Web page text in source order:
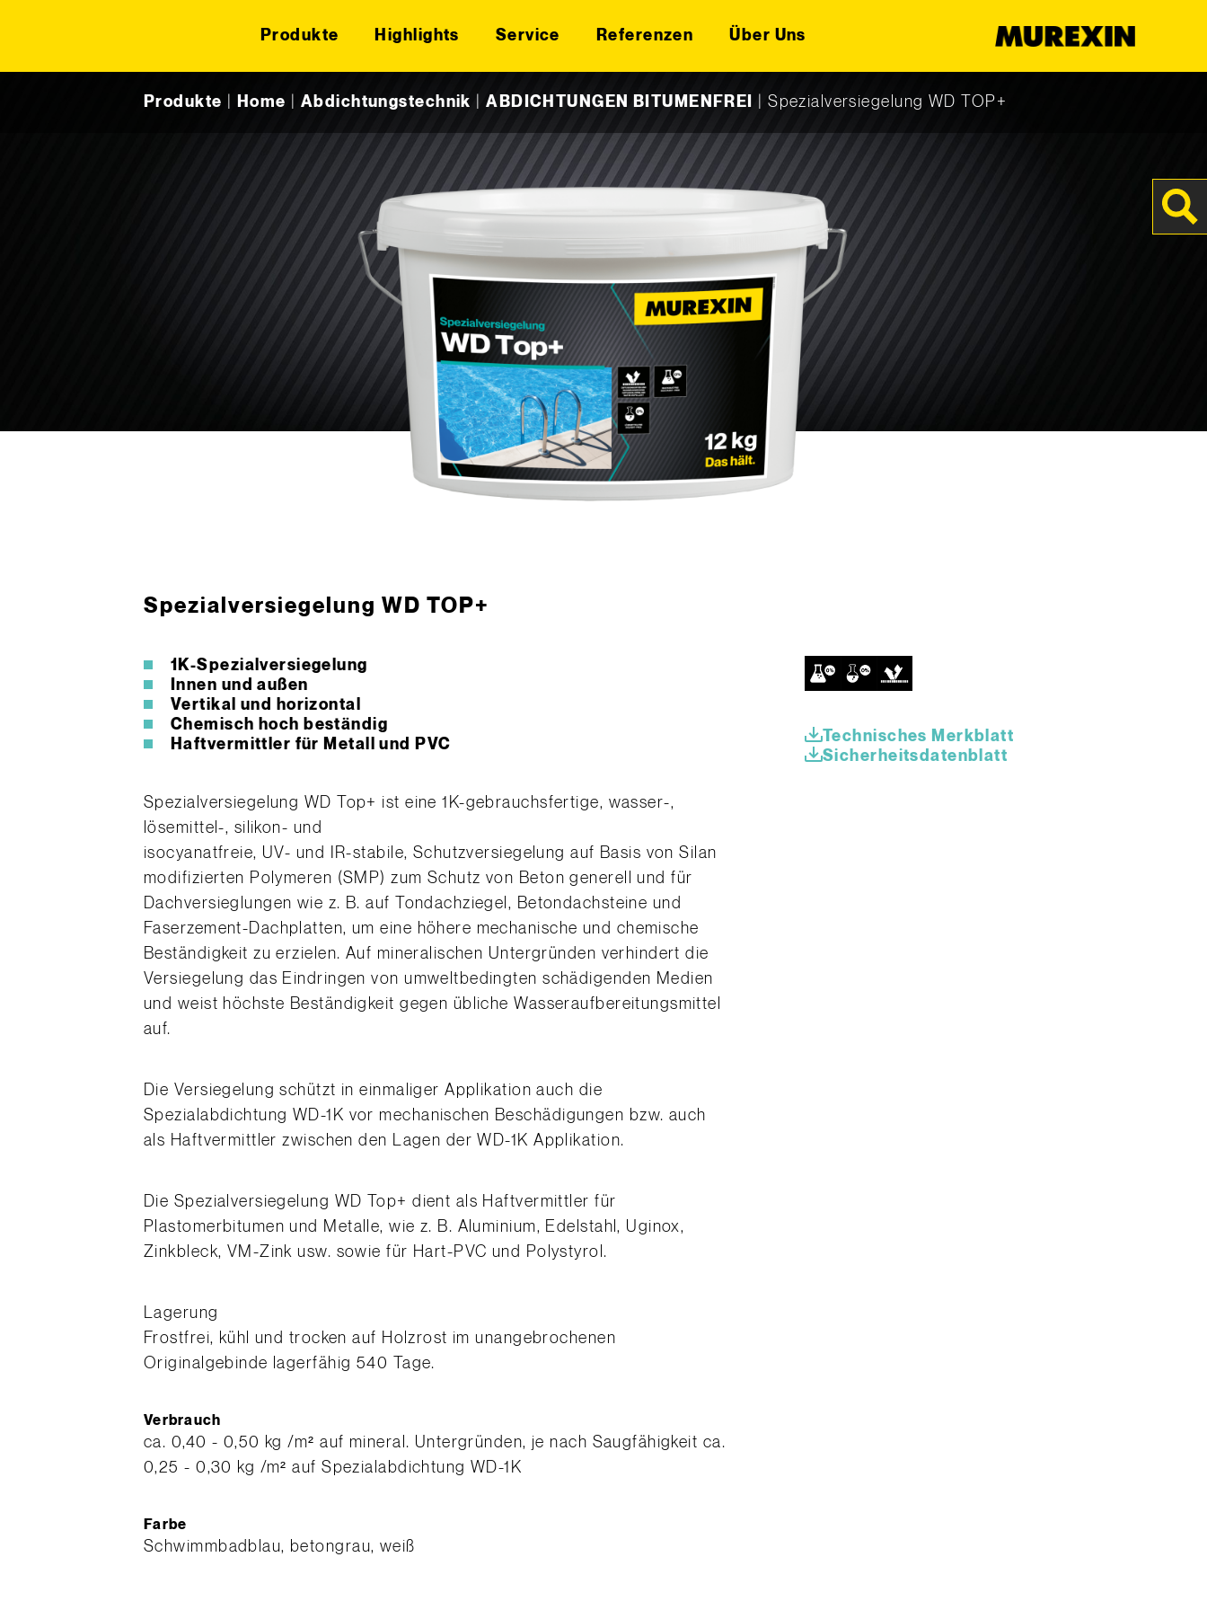
Produkte Highlights Service Referenzen Über Uns
Produkte Home Abdichtungstechnik |ABDICHTUNGEN BITUMENFREI |Spezialversiegelung WD TOP+
Spezial­versiegelung WD TOP+
1K-Spezialversiegelung
Innen und außen
Vertikal und horizontal
Chemisch hoch beständig
Haftvermittler für Metall und PVC
Spezialversiegelung WD Top+ ist eine 1K-gebrauchsfertige, wasser-,
lösemittel-, silikon- und
isocyanatfreie, UV- und IR-stabile, Schutzversiegelung auf Basis von Silan
modifizierten Polymeren (SMP) zum Schutz von Beton generell und für
Dachversieglungen wie z. B. auf Tondachziegel, Betondachsteine und
Faserzement-Dachplatten, um eine höhere mechanische und chemische
Beständigkeit zu erzielen. Auf mineralischen Untergründen verhindert die
Versiegelung das Eindringen von umweltbedingten schädigenden Medien
und weist höchste Beständigkeit gegen übliche Wasseraufbereitungsmittel
auf.
Die Versiegelung schützt in einmaliger Applikation auch die
Spezialabdichtung WD-1K vor mechanischen Beschädigungen bzw. auch
als Haftvermittler zwischen den Lagen der WD-1K Applikation.
Die Spezialversiegelung WD Top+ dient als Haftvermittler für
Plastomerbitumen und Metalle, wie z. B. Aluminium, Edelstahl, Uginox,
Zinkbleck, VM-Zink usw. sowie für Hart-PVC und Polystyrol.
Lagerung
Frostfrei, kühl und trocken auf Holzrost im unangebrochenen
Originalgebinde lagerfähig 540 Tage.
Verbrauch
ca. 0,40 - 0,50 kg /m² auf mineral. Untergründen, je nach Saugfähigkeit ca.
0,25 - 0,30 kg /m² auf Spezialabdichtung WD-1K
Farbe
Schwimmbadblau, betongrau, weiß
Technisches Merkblatt
Sicherheitsdatenblatt